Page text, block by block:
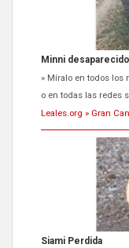
Minni desaparecido
» Míralo en todos los
o en todas las redes
Leales.org » Gran
Siami Perdida